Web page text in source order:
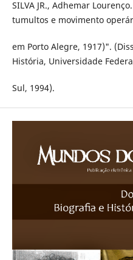
SILVA JR., Adhemar
tumultos e movimento
em Porto Alegre, 1917)".
História, Universidade
Sul, 1994).